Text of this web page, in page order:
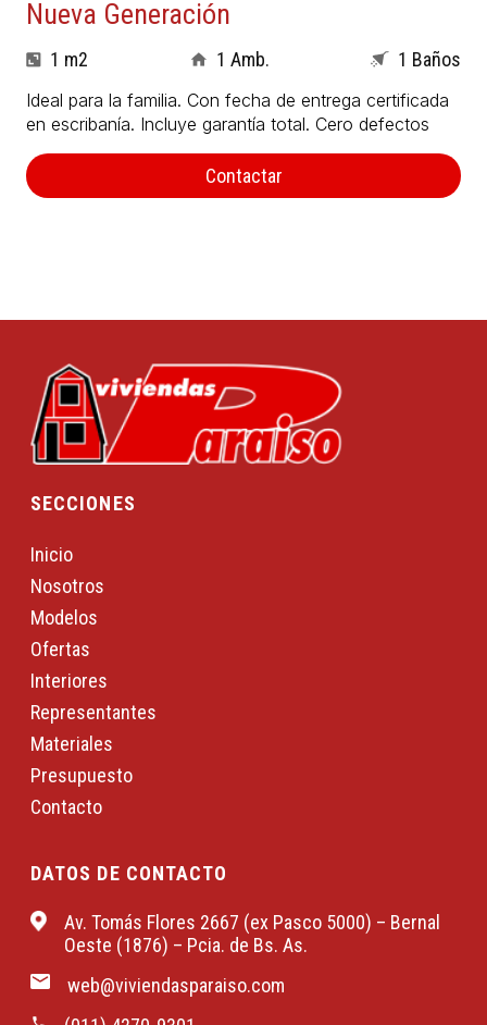
Nueva Generación
1 m2 1 Amb. 1 Baños
Ideal para la familia. Con fecha de entrega certificada
en escribanía. Incluye garantía total. Cero defectos
Contactar
SECCIONES
Inicio
Nosotros
Modelos
Ofertas
Interiores
Representantes
Materiales
Presupuesto
Contacto
DATOS DE CONTACTO
Av. Tomás Flores 2667 (ex Pasco 5000) – Bernal
Oeste (1876) – Pcia. de Bs. As.
web@viviendasparaiso.com